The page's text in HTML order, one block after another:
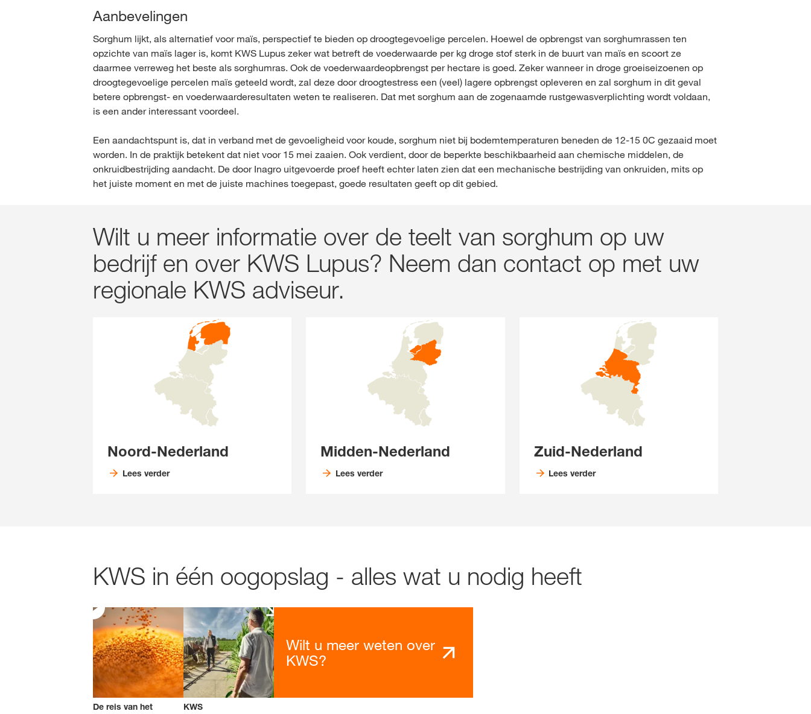
Aanbevelingen
Sorghum lijkt, als alternatief voor maïs, perspectief te bieden op droogtegevoelige percelen. Hoewel de opbrengst van sorghumrassen ten
opzichte van maïs lager is, komt KWS Lupus zeker wat betreft de voederwaarde per kg droge stof sterk in de buurt van maïs en scoort ze
daarmee verreweg het beste als sorghumras. Ook de voederwaardeopbrengst per hectare is goed. Zeker wanneer in droge groeiseizoenen op
droogtegevoelige percelen maïs geteeld wordt, zal deze door droogtestress een (veel) lagere opbrengst opleveren en zal sorghum in dit geval
betere opbrengst- en voederwaarderesultaten weten te realiseren. Dat met sorghum aan de zogenaamde rustgewasverplichting wordt voldaan,
is een ander interessant voordeel.
Een aandachtspunt is, dat in verband met de gevoeligheid voor koude, sorghum niet bij bodemtemperaturen beneden de 12-15 0C gezaaid moet
worden. In de praktijk betekent dat niet voor 15 mei zaaien. Ook verdient, door de beperkte beschikbaarheid aan chemische middelen, de
onkruidbestrijding aandacht. De door Inagro uitgevoerde proef heeft echter laten zien dat een mechanische bestrijding van onkruiden, mits op
het juiste moment en met de juiste machines toegepast, goede resultaten geeft op dit gebied.
Wilt u meer informatie over de teelt van sorghum op uw
bedrijf en over KWS Lupus? Neem dan contact op met uw
regionale KWS adviseur.
Noord-Nederland
Lees verder
Midden-Nederland
Lees verder
Zuid-Nederland
Lees verder
KWS in één oogopslag - alles wat u nodig heeft
De reis van het
KWS
Wilt u meer weten over
KWS?